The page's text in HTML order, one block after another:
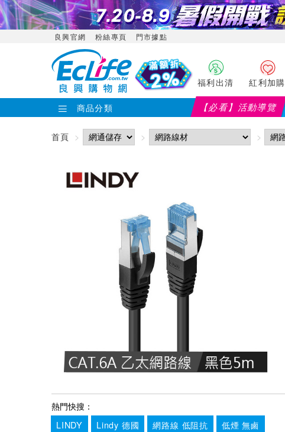
良興官網 粉絲專頁 門市據點
福利出清 紅利加購
商品分類 【必看】活動導覽
首頁
熱門快搜：
LINDY
Lindy 德國 網路線 低阻抗
低煙 無鹵